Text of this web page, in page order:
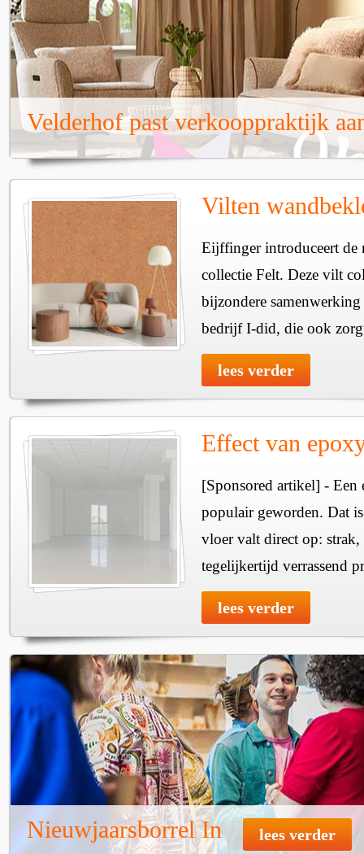
Velderhof past verkooppraktijk
Vilten
Eijffinger introduceert de
collectie Felt. Deze vilt
bijzondere
bedrijf I-did, die ook
lees verder
Effect van
[Sponsored artikel] -
populair geworden. Dat
vloer valt direct op: strak,
tegelijkertijd verrassend
lees verder
Nieuwjaarsborrel In lees verder